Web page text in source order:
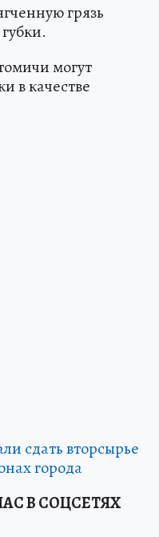
грязь
могут
в качестве
сдать вторсырье
города
В СОЦСЕТЯХ